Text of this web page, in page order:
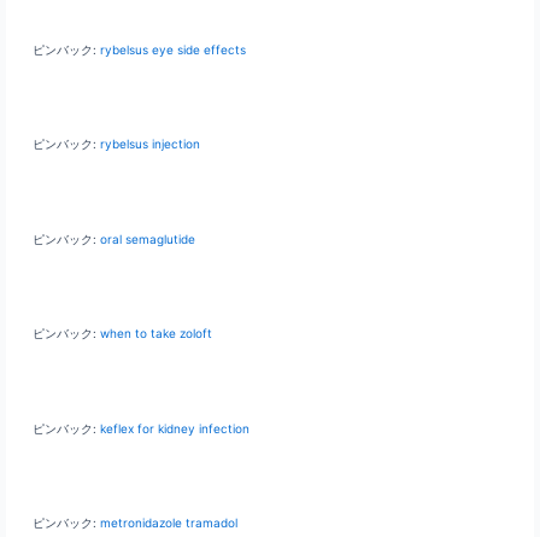
ピンバック: rybelsus eye side effects
ピンバック: rybelsus injection
ピンバック: oral semaglutide
ピンバック: when to take zoloft
ピンバック: keflex for kidney infection
ピンバック: metronidazole tramadol